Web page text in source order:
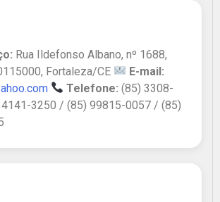
Rua Ildefonso Albano, nº 1688,
Fortaleza/CE
E-mail:
Telefone: (85) 3308-
3250 / (85) 99815-0057 / (85)